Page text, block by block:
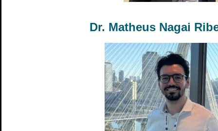
Dr. Matheus Nagai